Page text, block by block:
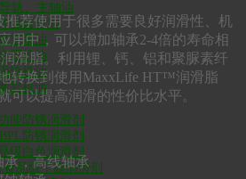
轨、主轴油
保齿轮油
空泵油
压机油
轮机油
岩机油
能防锈润滑剂
防锈润滑剂
级白色润滑剂
品级干膜润滑剂
荐使用于很多需要良好润滑性、机
用中，可以增加轴承2-4倍的寿命相
滑脂。利用锂、钙、铝和聚脲素纤
转换到使用MaxxLife HT™润滑脂
可以提高润滑的性价比水平。
承，高线轴承